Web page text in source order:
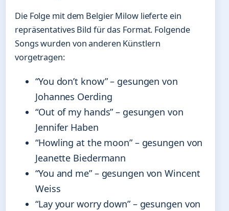
Die Folge mit dem Belgier Milow lieferte ein
repräsentatives Bild für das Format. Folgende
Songs wurden von anderen Künstlern
vorgetragen:
“You don’t know” – gesungen von
Johannes Oerding
“Out of my hands” – gesungen von
Jennifer Haben
“Howling at the moon” – gesungen von
Jeanette Biedermann
“You and me” – gesungen von Wincent
Weiss
“Lay your worry down” – gesungen von